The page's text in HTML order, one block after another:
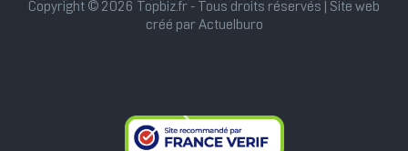
Copyright © 2026 Topbiz.fr - Tous droits réservés | Site web
créé par Actuelburo